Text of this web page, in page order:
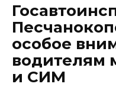
особое
водителям
и СИМ